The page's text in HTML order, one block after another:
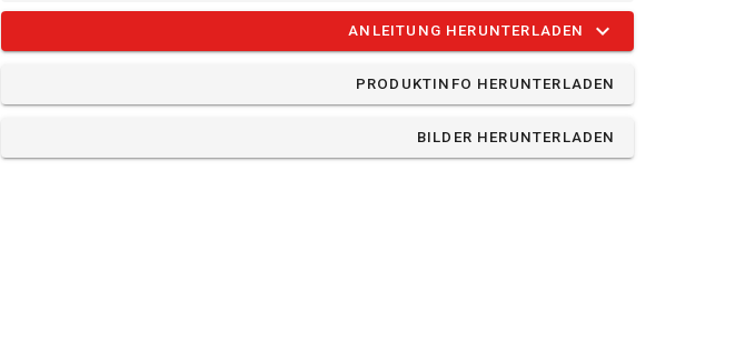
Die Vorteile dieser oszillierendes Multitool:
Schnelle Entriegelung: Dank der schnellen Entriegelung wechseln Sie schnell und
ANLEITUNG HERUNTERLADEN
PRODUKTINFO HERUNTERLADEN
BILDER HERUNTERLADEN